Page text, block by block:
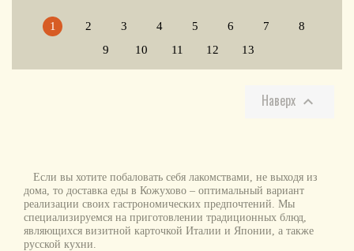
1 2 3 4 5 6 7
8
9
10 11 12 13
Наверх 
Если вы хотите побаловать себя лакомствами, не выходя из
дома, то доставка еды в Кожухово – оптимальный вариант
реализации своих гастрономических предпочтений. Мы
специализируемся на приготовлении традиционных блюд,
являющихся визитной карточкой Италии и Японии, а также
русской кухни.